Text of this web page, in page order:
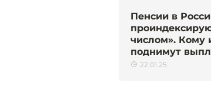
Пенсии в
числом». Кому
поднимут
22.01.25